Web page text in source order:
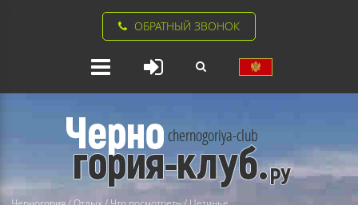
ОБРАТНЫЙ ЗВОНОК